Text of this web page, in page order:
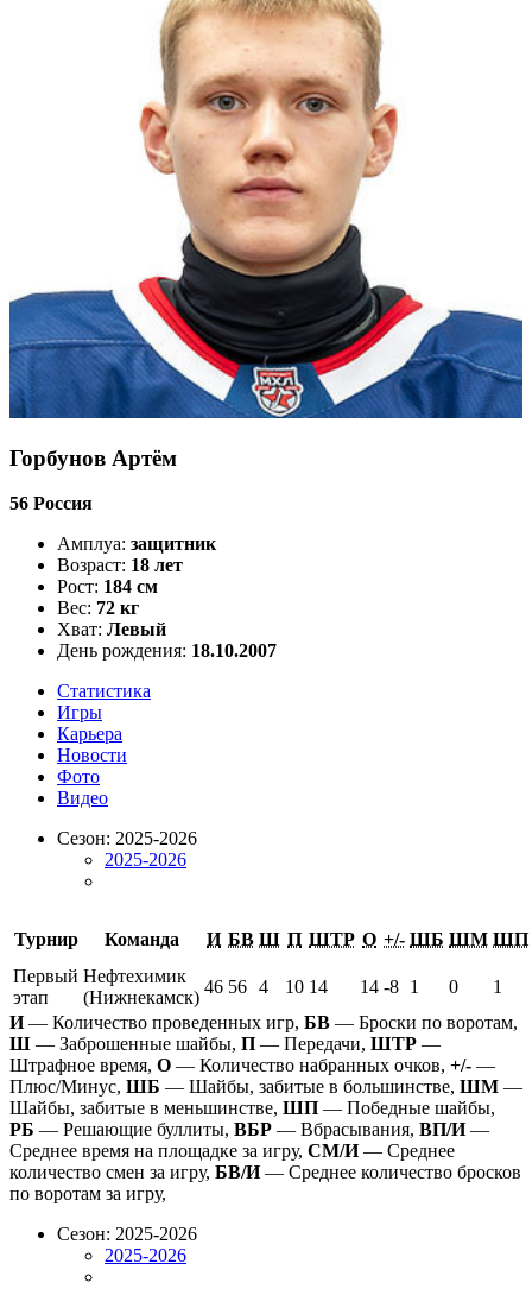
Горбунов Артём
56 Россия
Амплуа: защитник
Возраст: 18 лет
Рост: 184 см
Вес: 72 кг
Хват: Левый
День рождения: 18.10.2007
Статистика
Игры
Карьера
Новости
Фото
Видео
Сезон: 2025-2026
2025-2026
Турнир Команда И БВ Ш П ШТР О +/- ШБ ШМ ШП
Первый
этап
Нефтехимик
(Нижнекамск)
46 56 4 10 14 14 -8 1 0
1
И— Количество проведенных игр, БВ — Броски по воротам,
Ш — Заброшенные шайбы, П — Передачи, ШТР —
Штрафное время, О — Количество набранных очков, +/- —
Плюс/Минус, ШБ — Шайбы, забитые в большинстве, ШМ —
Шайбы, забитые в меньшинстве, ШП — Победные шайбы,
РБ — Решающие буллиты, ВБР — Вбрасывания, ВП/И—
Среднее время на площадке за игру, СМ/И— Среднее
количество смен за игру, БВ/И— Среднее количество бросков
по воротам за игру,
Сезон: 2025-2026
2025-2026